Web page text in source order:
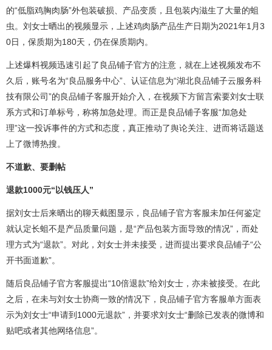
的“低脂鸡胸肉肠”外包装破损、产品变质，且包装内滋生了大量的蛆
虫。刘女士晒出的视频显示，上述鸡肉肠产品生产日期为2021年1月3
0日，保质期为180天，仍在保质期内。
上述爆料视频迅速引起了良品铺子官方的注意，就在上述视频发布不
久后，账号名为“良品服务中心”、认证信息为“湖北良品铺子云服务科
技有限公司”的良品铺子客服开始介入，在视频下方留言索要刘女士联
系方式和订单标号，称将加急处理。而正是良品铺子客服“加急处
理”这一投诉事件的方式和态度，真正推动了舆论关注、进而将话题送
上了微博热搜。
不道歉、要删帖
退款1000元“以钱压人”
据刘女士后来晒出的聊天截图显示，良品铺子官方客服未加任何鉴定
就认定长蛆不是产品质量问题，是“产品包装方面导致的情况”，而处
理方式为“退款”。对此，刘女士并未接受，进而提出要求良品铺子“公
开书面道歉”。
随后良品铺子官方客服提出“10倍退款”给刘女士，亦未被接受。在此
之后，在未与刘女士协商一致的情况下，良品铺子官方客服单方面表
示为刘女士“申请到1000元退款”，并要求刘女士“删除已发表的微博和
贴吧或者其他网络信息”。